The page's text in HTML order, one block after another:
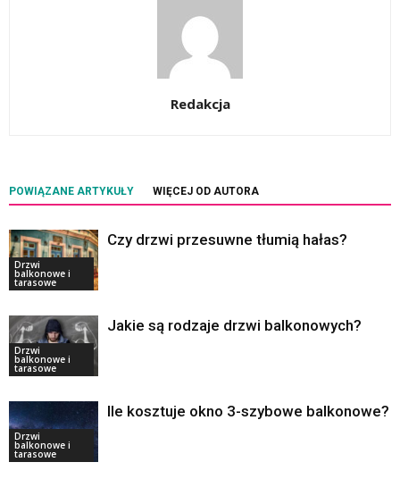
Redakcja
POWIĄZANE ARTYKUŁY WIĘCEJ OD AUTORA
Drzwi
balkonowe i
tarasowe
Czy drzwi przesuwne tłumią hałas?
Drzwi
balkonowe i
tarasowe
Jakie są rodzaje drzwi balkonowych?
Drzwi
balkonowe i
tarasowe
Ile kosztuje okno 3-szybowe balkonowe?